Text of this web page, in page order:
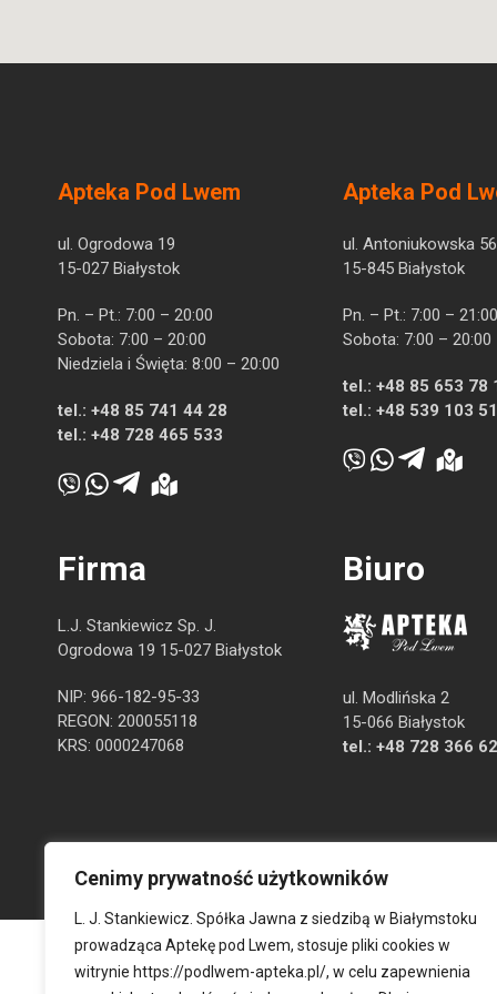
Cenimy prywatność użytkowników
L. J. Stankiewicz. Spółka Jawna z siedzibą w Białymstoku
prowadząca Aptekę pod Lwem, stosuje pliki cookies w
witrynie https://podlwem-apteka.pl/, w celu zapewnienia
Apteka Pod Lwem
ul. Ogrodowa 19
15-027 Białystok
Pn. – Pt.: 7:00 – 20:00
Sobota: 7:00 – 20:00
Niedziela i Święta: 8:00 – 20:00
tel.: +48 85 741 44 28
tel.: +48 728 465 533
Apteka Pod
ul. Antoniukowska 56
15-845 Białystok
Pn. – Pt.: 7:00 – 21:00
Sobota: 7:00 – 20:00
tel.: +48 85 653 78
tel.: +48 539 103
Firma
L.J. Stankiewicz Sp. J.
Ogrodowa 19 15-027 Białystok
NIP: 966-182-95-33
REGON: 200055118
KRS: 0000247068
Biuro
ul. Modlińska 2
15-066 Białystok
tel.: +48 728 366